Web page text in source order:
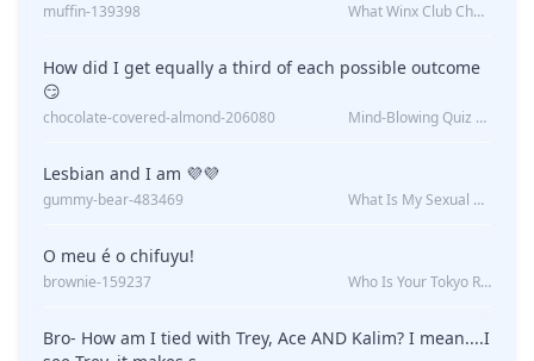
muffin-139398 What Winx Club Character Are You?
How did I get equally a third of each possible outcome
😏
chocolate-covered-almond-206080 Mind-Blowing Quiz Reveals: Will I Be Alone Forever?
Lesbian and I am 💜💜
gummy-bear-483469 What Is My Sexual Orientation: Uncovered
O meu é o chifuyu!
brownie-159237 Who Is Your Tokyo Revengers Boyfriend?
Bro- How am I tied with Trey, Ace AND Kalim? I mean....I